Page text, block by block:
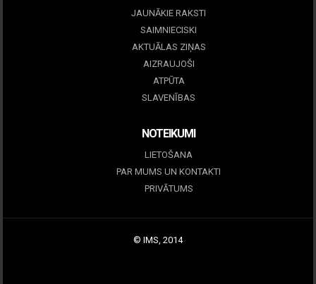
JAUNĀKIE RAKSTI
SAIMNIECISKI
AKTUĀLAS ZIŅAS
AIZRAUJOŠI
ATPŪTA
SLAVENĪBAS
NOTEIKUMI
LIETOŠANA
PAR MUMS UN KONTAKTI
PRIVĀTUMS
© IMS, 2014